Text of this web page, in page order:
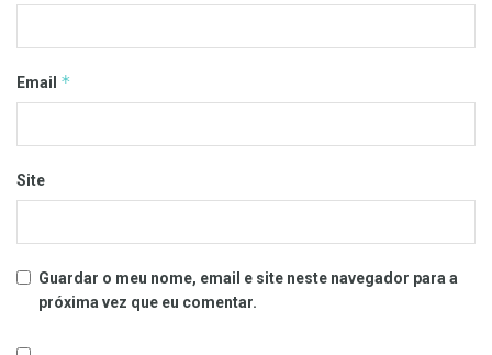
Email *
Site
Guardar o meu nome, email e site neste navegador para a
próxima vez que eu comentar.